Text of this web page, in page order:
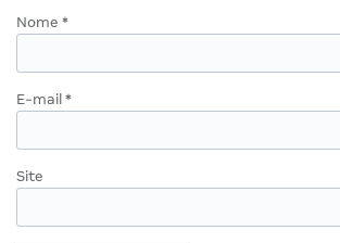
Nome *
E-mail *
Site